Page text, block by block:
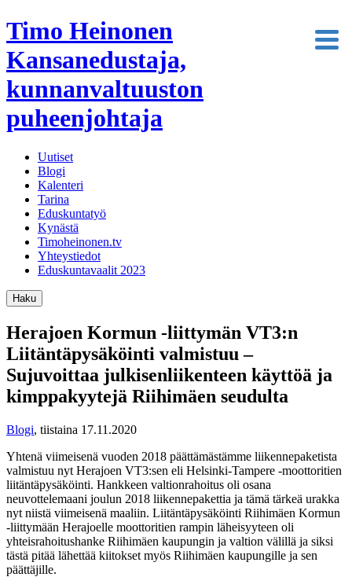
Timo Heinonen
Kansanedustaja,
kunnanvaltuuston
puheenjohtaja
Uutiset
Blogi
Kalenteri
Tarina
Eduskuntatyö
Kynästä
Timoheinonen.tv
Yhteystiedot
Eduskuntavaalit 2023
Haku
Herajoen Kormun -liittymän VT3:n
Liitäntäpysäköinti valmistuu –
Sujuvoittaa julkisenliikenteen käyttöä ja
kimppakyytejä Riihimäen seudulta
Blogi, tiistaina 17.11.2020
Yhtenä viimeisenä vuoden 2018 päättämästämme liikennepaketista
valmistuu nyt Herajoen VT3:sen eli Helsinki-Tampere -moottoritien
liitäntäpysäköinti. Hankkeen valtionrahoitus oli osana
neuvottelemaani joulun 2018 liikennepakettia ja tämä tärkeä urakka
nyt niistä viimeisenä maaliin. Liitäntäpysäköinti Riihimäen Kormun
-liittymään Herajoelle moottoritien rampin läheisyyteen oli
yhteisrahoitushanke Riihimäen kaupungin ja valtion välillä ja siksi
tästä pitää lähettää kiitokset myös Riihimäen kaupungille ja sen
päättäjille.